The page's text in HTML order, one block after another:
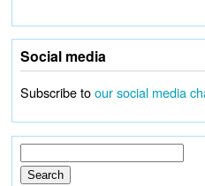
Social media
Subscribe toour social media